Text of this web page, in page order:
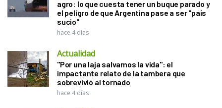
agro: lo que cuesta tener un buque parado y
el peligro de que Argentina pase a ser "país
sucio"
hace 4 días
Actualidad
"Por una laja salvamos la vida": el
impactante relato de la tambera que
sobrevivió al tornado
hace 4 días